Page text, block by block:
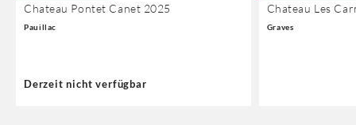
Chateau Pontet Canet 2025
Pauillac
Derzeit nicht verfügbar
Chateau Les
Graves